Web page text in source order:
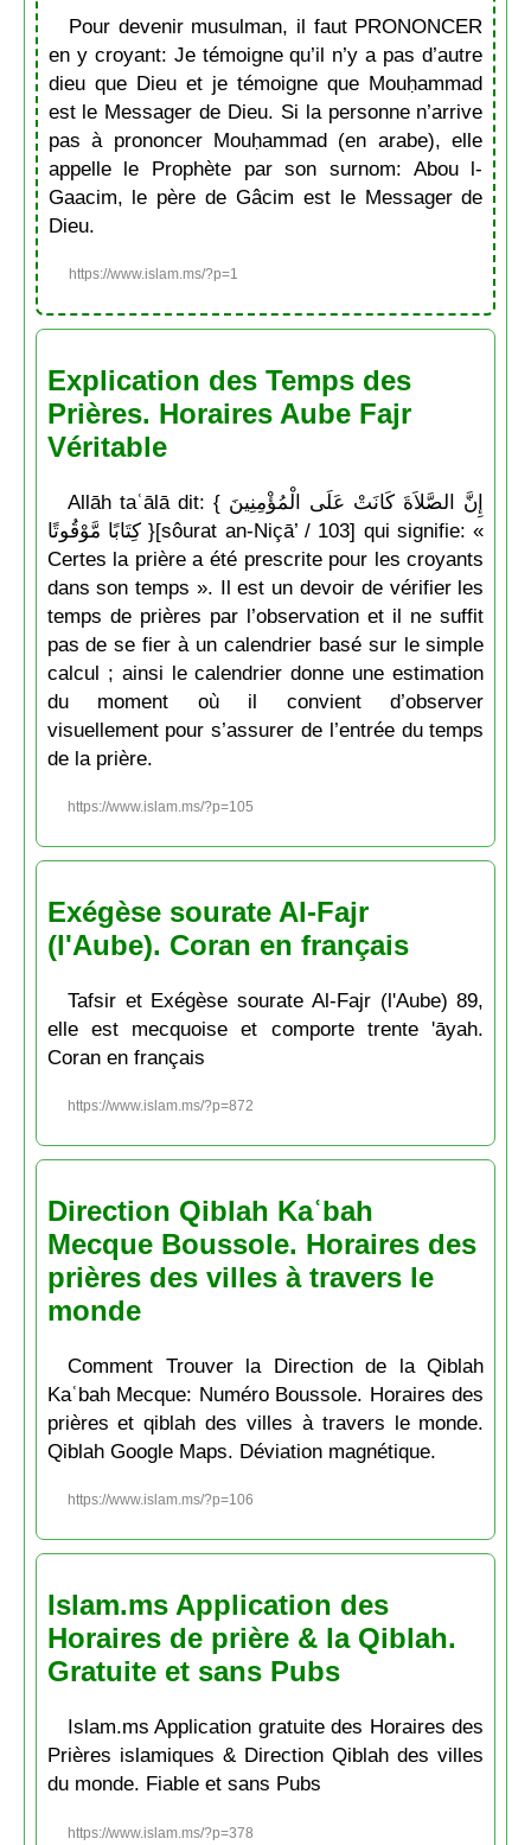
Pour devenir musulman, il faut PRONONCER
en y croyant: Je témoigne qu’il n’y a pas d’autre
dieu que Dieu et je témoigne que Mouḥammad
est le Messager de Dieu. Si la personne n’arrive
pas à prononcer Mouḥammad (en arabe), elle
appelle le Prophète par son surnom: Abou l-
Gaacim, le père de Gâcim est le Messager de
Dieu.
https://www.islam.ms/?p=1
Explication des Temps des
Prières. Horaires Aube Fajr
Véritable
Allāh taʿālā dit: { إِنَّ الصَّلاَةَ كَانَتْ عَلَى الْمُؤْمِنِينَ
كِتَابًا مَّوْقُوتًا }[sôurat an-Niçā’ / 103] qui signifie: «
Certes la prière a été prescrite pour les croyants
dans son temps ». Il est un devoir de vérifier les
temps de prières par l’observation et il ne suffit
pas de se fier à un calendrier basé sur le simple
calcul ; ainsi le calendrier donne une estimation
du moment où il convient d’observer
visuellement pour s’assurer de l’entrée du temps
de la prière.
https://www.islam.ms/?p=105
Exégèse sourate Al-Fajr
(l'Aube). Coran en français
Tafsir et Exégèse sourate Al-Fajr (l'Aube) 89,
elle est mecquoise et comporte trente 'āyah.
Coran en français
https://www.islam.ms/?p=872
Direction Qiblah Kaʿbah
Mecque Boussole. Horaires des
prières des villes à travers le
monde
Comment Trouver la Direction de la Qiblah
Kaʿbah Mecque: Numéro Boussole. Horaires des
prières et qiblah des villes à travers le monde.
Qiblah Google Maps. Déviation magnétique.
https://www.islam.ms/?p=106
Islam.ms Application des
Horaires de prière & la Qiblah.
Gratuite et sans Pubs
Islam.ms Application gratuite des Horaires des
Prières islamiques & Direction Qiblah des villes
du monde. Fiable et sans Pubs
https://www.islam.ms/?p=378